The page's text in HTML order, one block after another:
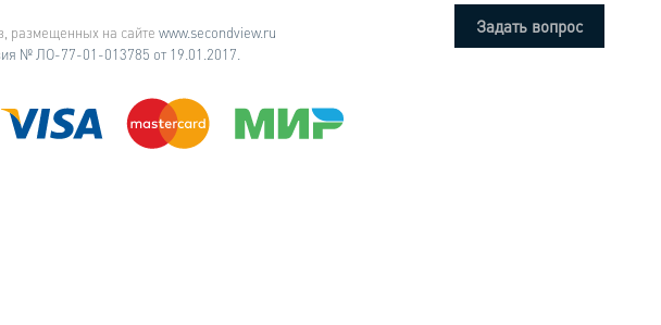
размещенных на сайте www.secondview.ru
№ ЛО-77-01-013785 от 19.01.2017.
Задать вопрос